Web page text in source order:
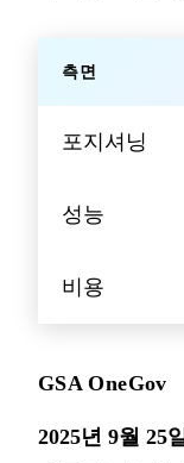
측면
포지셔닝
성능
비용
GSA OneGov
2025년 9월 25